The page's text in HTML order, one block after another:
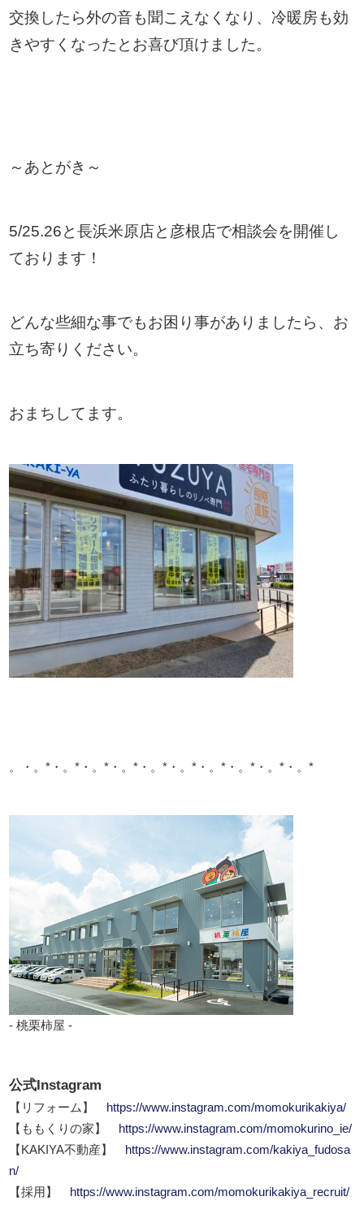
交換したら外の音も聞こえなくなり、冷暖房も効
きやすくなったとお喜び頂けました。
～あとがき～
5/25.26と長浜米原店と彦根店で相談会を開催し
ております！
どんな些細な事でもお困り事がありましたら、お
立ち寄りください。
おまちしてます。
。・。*・。*・。*・。*・。*・。*・。*・。*・。*・。*
- 桃栗柿屋 -
公式Instagram
【リフォーム】
https://www.instagram.com/momokurikakiya/
【ももくりの家】
https://www.instagram.com/momokurino_ie/
【KAKIYA不動産】
https://www.instagram.com/kakiya_fudosa
n/
【採用】
https://www.instagram.com/momokurikakiya_recruit/